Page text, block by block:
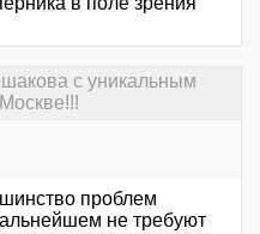
с уникальным
проблем
не требуют